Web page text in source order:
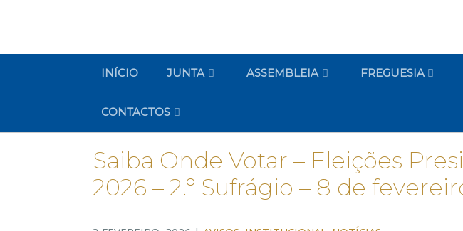
INÍCIO JUNTA ASSEMBLEIA FREGUESIA
CONTACTOS
Saiba Onde Votar – Eleições
2026 – 2.º Sufrágio – 8 de